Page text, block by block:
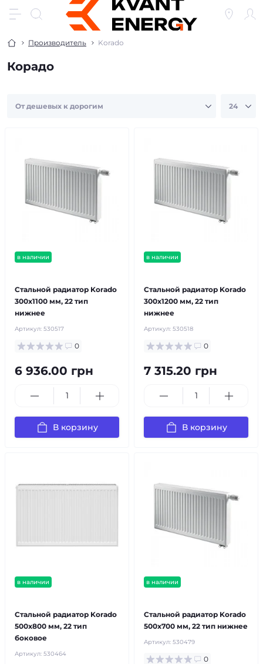
Производитель Korado
Корадо
в наличии
Стальной радиатор Korado
300x1100 мм, 22 тип
нижнее
Артикул: 530517
0
6 936.00 грн
В корзину
в наличии
Стальной радиатор Korado
300x1200 мм, 22 тип
нижнее
Артикул: 530518
0
7 315.20 грн
В корзину
в наличии
Стальной радиатор Korado
500x800 мм, 22 тип
боковое
Артикул: 530464
в наличии
Стальной радиатор Korado
500x700 мм, 22 тип нижнее
Артикул: 530479
0